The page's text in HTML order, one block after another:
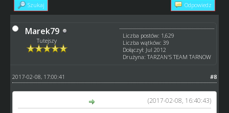
Szukaj Odpowiedz
Marek79
Tutejszy
Liczba postów: 1,629
Liczba wątków: 39
Dołączył: Jul 2012
Drużyna: TARZAN'S TEAM TARNOW
#8
2017-02-08, 17:00:41
(2017-02-08, 16:40:43)